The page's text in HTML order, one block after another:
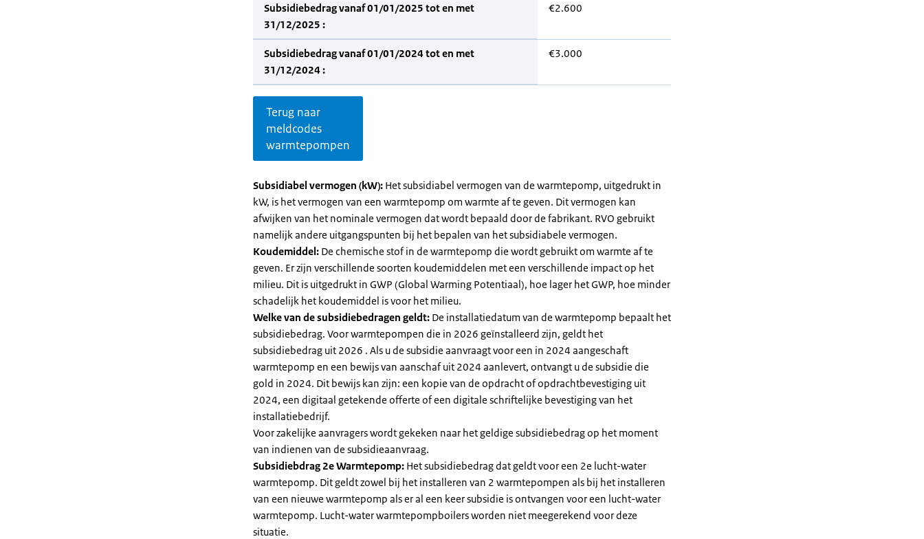
Subsidiebedrag vanaf 01/01/2025 tot en met
31/12/2025 :
€2.600
Subsidiebedrag vanaf 01/01/2024 tot en met
31/12/2024 :
€3.000
Terug naar
meldcodes
warmtepompen
Subsidiabel vermogen (kW): Het subsidiabel vermogen van de warmtepomp, uitgedrukt in
kW, is het vermogen van een warmtepomp om warmte af te geven. Dit vermogen kan
afwijken van het nominale vermogen dat wordt bepaald door de fabrikant. RVO gebruikt
namelijk andere uitgangspunten bij het bepalen van het subsidiabele vermogen.
Koudemiddel: De chemische stof in de warmtepomp die wordt gebruikt om warmte af te
geven. Er zijn verschillende soorten koudemiddelen met een verschillende impact op het
milieu. Dit is uitgedrukt in GWP (Global Warming Potentiaal), hoe lager het GWP, hoe minder
schadelijk het koudemiddel is voor het milieu.
Welke van de subsidiebedragen geldt: De installatiedatum van de warmtepomp bepaalt het
subsidiebedrag. Voor warmtepompen die in 2026 geïnstalleerd zijn, geldt het
subsidiebedrag uit 2026 . Als u de subsidie aanvraagt voor een in 2024 aangeschaft
warmtepomp en een bewijs van aanschaf uit 2024 aanlevert, ontvangt u de subsidie die
gold in 2024. Dit bewijs kan zijn: een kopie van de opdracht of opdrachtbevestiging uit
2024, een digitaal getekende offerte of een digitale schriftelijke bevestiging van het
installatiebedrijf.
Voor zakelijke aanvragers wordt gekeken naar het geldige subsidiebedrag op het moment
van indienen van de subsidieaanvraag.
Subsidiebdrag 2e Warmtepomp: Het subsidiebedrag dat geldt voor een 2e lucht-water
warmtepomp. Dit geldt zowel bij het installeren van 2 warmtepompen als bij het installeren
van een nieuwe warmtepomp als er al een keer subsidie is ontvangen voor een lucht-water
warmtepomp. Lucht-water warmtepompboilers worden niet meegerekend voor deze
situatie.